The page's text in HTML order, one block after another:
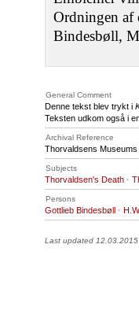
Ordningen af
Bindesbøll,
General Comment
Denne tekst blev trykt i
Teksten udkom også i
Archival Reference
Thorvaldsens Museums
Subjects
Thorvaldsen's Death ·
Persons
Gottlieb Bindesbøll ·
Last updated 12.03.2015